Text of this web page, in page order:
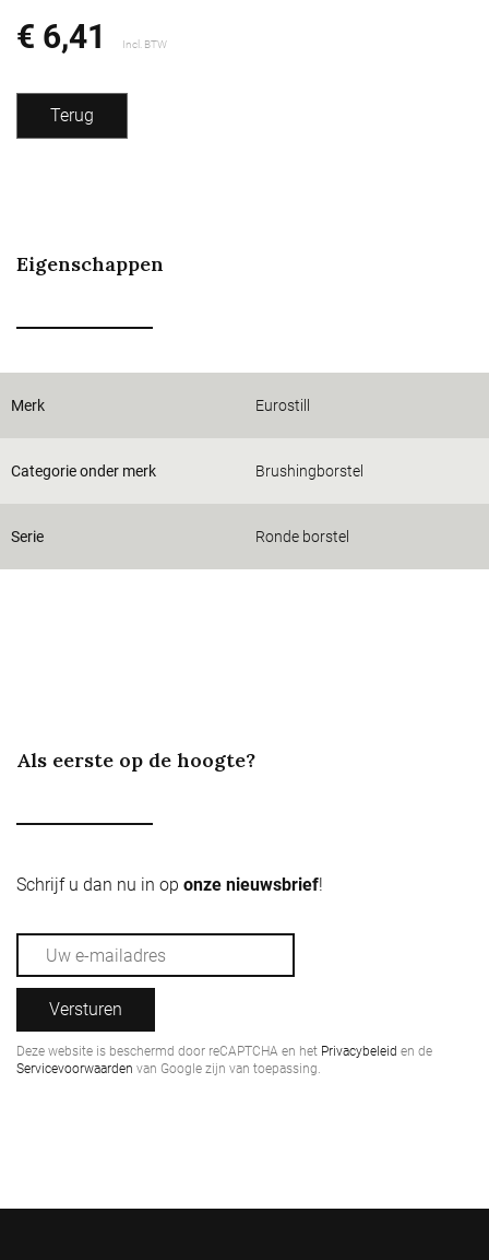
€ 6,41 Incl. BTW
Terug
Eigenschappen
Merk Eurostill
Categorie onder merk Brushingborstel
Serie Ronde borstel
Als eerste op de hoogte?
Schrijf u dan nu in op onze nieuwsbrief!
Versturen
Deze website is beschermd door reCAPTCHA en het Privacybeleid en de
Servicevoorwaarden van Google zijn van toepassing.